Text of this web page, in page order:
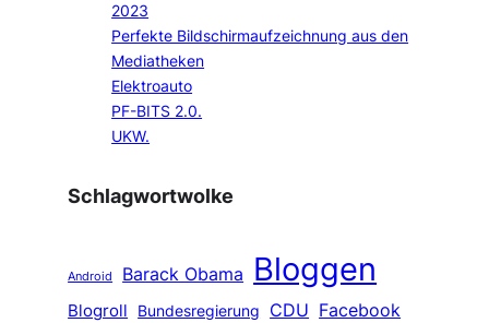
2023
Perfekte Bildschirmaufzeichnung aus den
Mediatheken
Elektroauto
PF-BITS 2.0.
UKW.
Schlagwortwolke
Android Barack Obama Bloggen
Blogroll Bundesregierung CDU Facebook